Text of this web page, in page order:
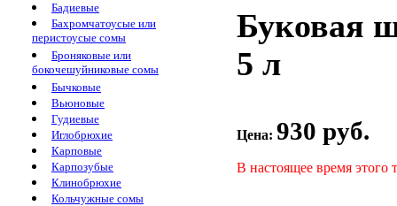
Бадиевые
Бахромчатоусые или
перистоусые сомы
Броняковые или
бокочешуйниковые сомы
Бычковые
Вьюновые
Гудиевые
Иглобрюхие
Карповые
Карпозубые
Клинобрюхие
Кольчужные сомы
Буковая
5 л
Цена: 930 руб.
В настоящее время этого